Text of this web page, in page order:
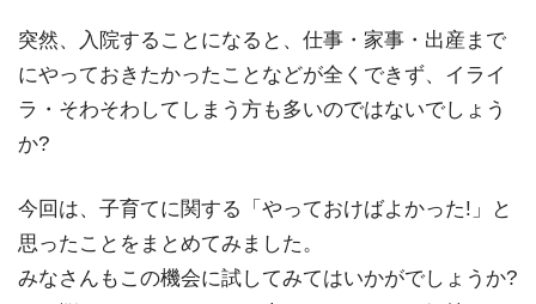
突然、入院することになると、仕事・家事・出産まで
にやっておきたかったことなどが全くできず、イライ
ラ・そわそわしてしまう方も多いのではないでしょう
か?
今回は、子育てに関する「やっておけばよかった!」と
思ったことをまとめてみました。
みなさんもこの機会に試してみてはいかがでしょうか?